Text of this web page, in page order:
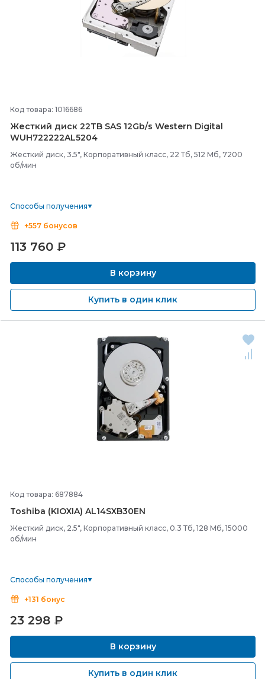
Код товара: 1016686
Жесткий диск 22TB SAS 12Gb/s Western Digital
WUH722222AL5204
Жесткий диск, 3.5", Корпоративный класс, 22 Тб, 512 Мб, 7200
об/мин
Способы получения
+557 бонусов
113 760 ₽
В корзину
Купить в один клик
Код товара: 687884
Toshiba (KIOXIA) AL14SXB30EN
Жесткий диск, 2.5", Корпоративный класс, 0.3 Тб, 128 Мб, 15000
об/мин
Способы получения
+131 бонус
23 298 ₽
В корзину
Купить в один клик